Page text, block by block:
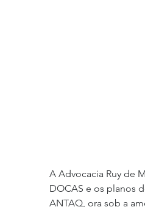
A Advocacia Ruy de
DOCAS e os planos
ANTAQ, ora sob a